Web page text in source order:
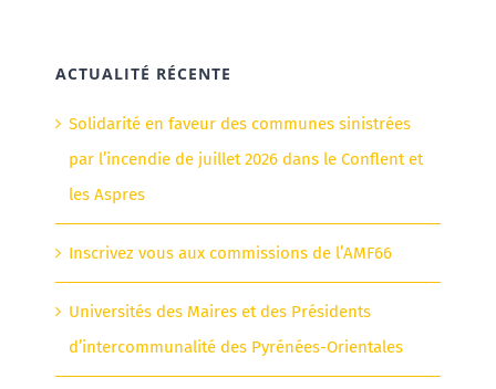
ACTUALITÉ RÉCENTE
Solidarité en faveur des communes sinistrées
par l’incendie de juillet 2026 dans le Conflent et
les Aspres
Inscrivez vous aux commissions de l’AMF66
Universités des Maires et des Présidents
d’intercommunalité des Pyrénées-Orientales